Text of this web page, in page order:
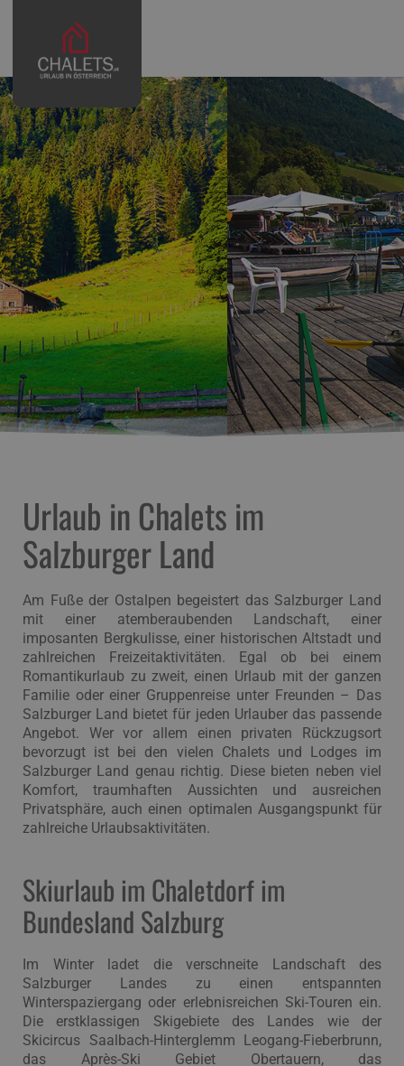
Urlaub in Chalets im
Salzburger Land
Am Fuße der Ostalpen begeistert das Salzburger Land
mit einer atemberaubenden Landschaft, einer
imposanten Bergkulisse, einer historischen Altstadt und
zahlreichen Freizeitaktivitäten. Egal ob bei einem
Romantikurlaub zu zweit, einen Urlaub mit der ganzen
Familie oder einer Gruppenreise unter Freunden – Das
Salzburger Land bietet für jeden Urlauber das passende
Angebot. Wer vor allem einen privaten Rückzugsort
bevorzugt ist bei den vielen Chalets und Lodges im
Salzburger Land genau richtig. Diese bieten neben viel
Komfort, traumhaften Aussichten und ausreichen
Privatsphäre, auch einen optimalen Ausgangspunkt für
zahlreiche Urlaubsaktivitäten.
Skiurlaub im Chaletdorf im
Bundesland Salzburg
Im Winter ladet die verschneite Landschaft des
Salzburger Landes zu einen entspannten
Winterspaziergang oder erlebnisreichen Ski-Touren ein.
Die erstklassigen Skigebiete des Landes wie der
Skicircus Saalbach-Hinterglemm Leogang-Fieberbrunn,
das Après-Ski Gebiet Obertauern, das